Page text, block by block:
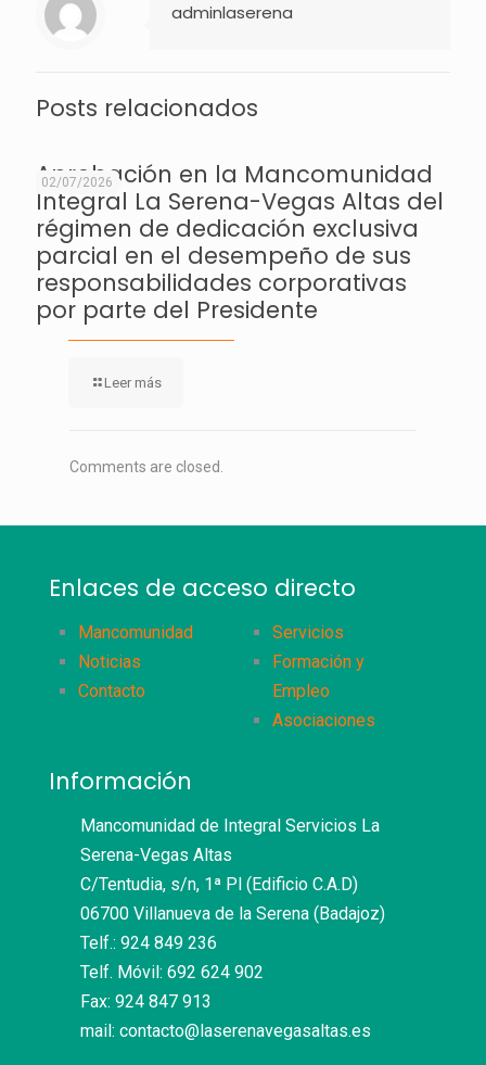
adminlaserena
Posts relacionados
02/07/2026
Aprobación en la Mancomunidad
Integral La Serena-Vegas Altas del
régimen de dedicación exclusiva
parcial en el desempeño de sus
responsabilidades corporativas
por parte del Presidente
Leer más
Comments are closed.
Enlaces de acceso directo
Mancomunidad
Noticias
Contacto
Servicios
Formación y
Empleo
Asociaciones
Información
Mancomunidad de Integral Servicios La
Serena-Vegas Altas
C/Tentudia, s/n, 1ª Pl (Edificio C.A.D)
06700 Villanueva de la Serena (Badajoz)
Telf.: 924 849 236
Telf. Móvil: 692 624 902
Fax: 924 847 913
mail: contacto@laserenavegasaltas.es